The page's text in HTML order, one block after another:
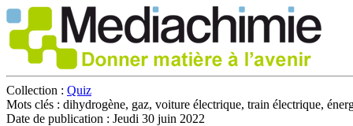
Collection : Quiz
Mots clés : dihydrogène, gaz, voiture électrique, train électrique,
Date de publication : Jeudi 30 juin 2022